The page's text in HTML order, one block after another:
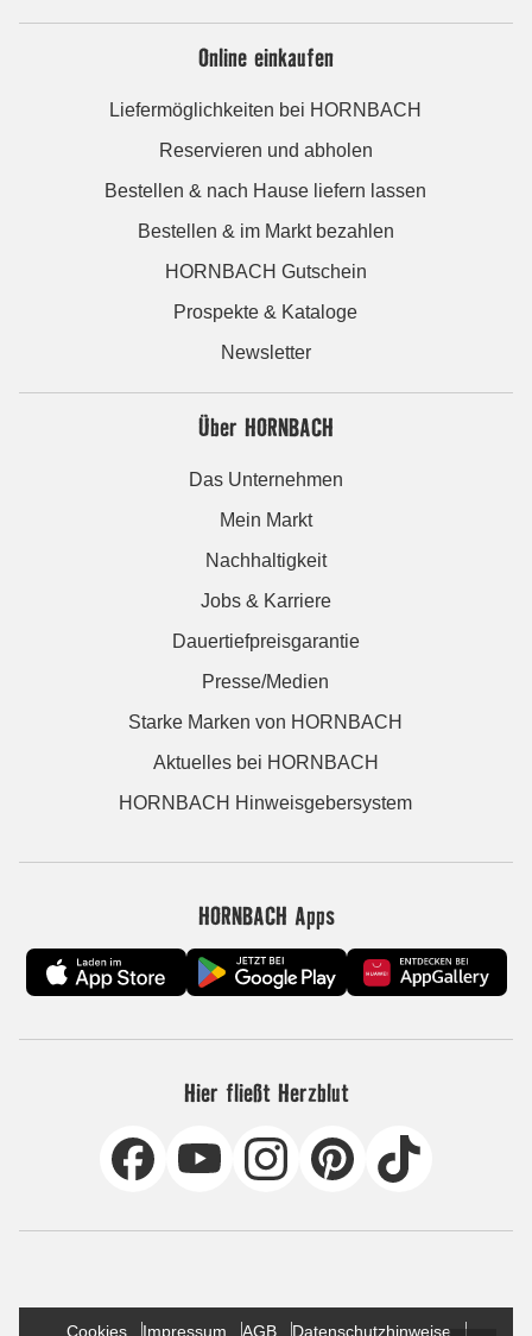
Online einkaufen
Liefermöglichkeiten bei HORNBACH
Reservieren und abholen
Bestellen & nach Hause liefern lassen
Bestellen & im Markt bezahlen
HORNBACH Gutschein
Prospekte & Kataloge
Newsletter
Über HORNBACH
Das Unternehmen
Mein Markt
Nachhaltigkeit
Jobs & Karriere
Dauertiefpreisgarantie
Presse/Medien
Starke Marken von HORNBACH
Aktuelles bei HORNBACH
HORNBACH Hinweisgebersystem
HORNBACH Apps
Hier fließt Herzblut
Cookies Impressum AGB Datenschutzhinweise